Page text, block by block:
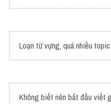
Noun
Verb
Report đề thi thật IELTS
Loạn từ vựng, quá nhiều
Không biết nên bắt đầu viết